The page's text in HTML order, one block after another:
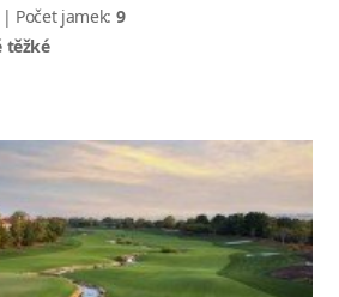
| Počet jamek: 9
těžké